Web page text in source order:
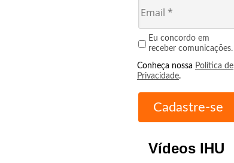
Eu concordo em
receber comunicações.
Conheça nossa Política de
Privacidade.
Vídeos IHU